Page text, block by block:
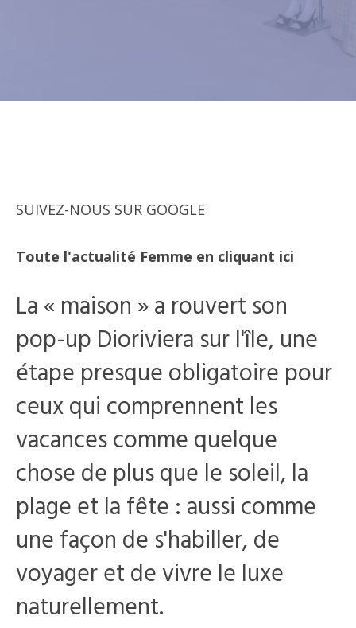
SUIVEZ-NOUS SUR GOOGLE
Toute l'actualité Femme en cliquant ici
La « maison » a rouvert son
pop-up Dioriviera sur l'île, une
étape presque obligatoire pour
ceux qui comprennent les
vacances comme quelque
chose de plus que le soleil, la
plage et la fête : aussi comme
une façon de s'habiller, de
voyager et de vivre le luxe
naturellement.